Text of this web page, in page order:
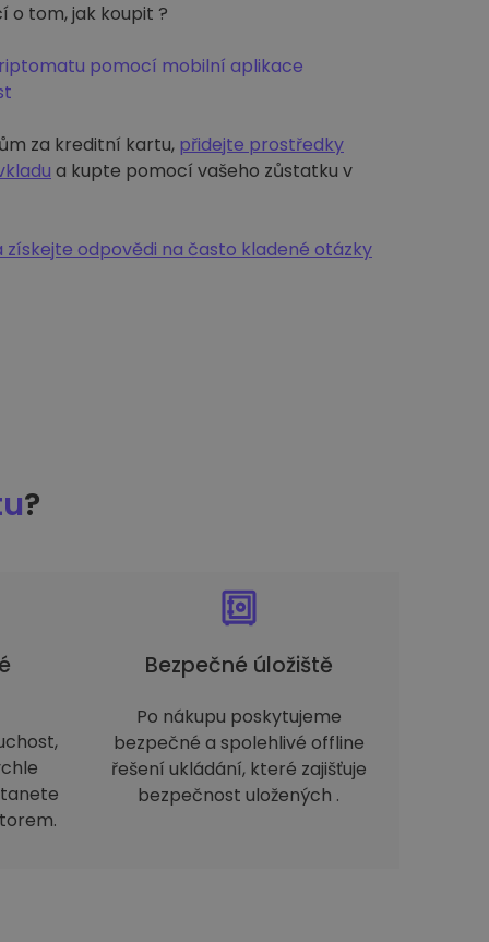
o tom, jak koupit ?
pomocí mobilní aplikace
za kreditní kartu, přidejte prostředky
a kupte pomocí vašeho zůstatku v
získejte odpovědi na často kladené otázky
?
Bezpečné úložiště
Po nákupu poskytujeme
bezpečné a spolehlivé offline
řešení ukládání, které zajišťuje
bezpečnost uložených .